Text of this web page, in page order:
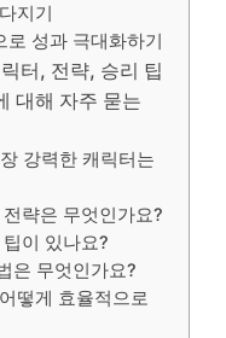
지기
로 성과 극대화하기
터, 전략, 승리 팁
대해 자주 묻는
강력한 캐릭터는
략은 무엇인가요?
이 있나요?
은 무엇인가요?
떻게 효율적으로